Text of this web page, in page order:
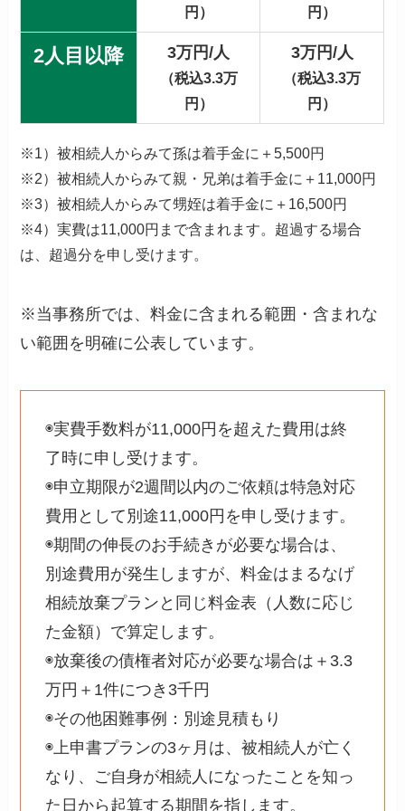
円） 円）
2人目以降 3万円/人
（税込3.3万
円）
3万円/人
（税込3.3万
円）
※1）被相続人からみて孫は着手金に＋5,500円
※2）被相続人からみて親・兄弟は着手金に＋11,000円
※3）被相続人からみて甥姪は着手金に＋16,500円
※4）実費は11,000円まで含まれます。超過する場合
は、超過分を申し受けます。
※当事務所では、料金に含まれる範囲・含まれな
い範囲を明確に公表しています。
◉実費手数料が11,000円を超えた費用は終
了時に申し受けます。
◉申立期限が2週間以内のご依頼は特急対応
費用として別途11,000円を申し受けます。
◉期間の伸長のお手続きが必要な場合は、
別途費用が発生しますが、料金はまるなげ
相続放棄プランと同じ料金表（人数に応じ
た金額）で算定します。
◉放棄後の債権者対応が必要な場合は＋3.3
万円＋1件につき3千円
◉その他困難事例：別途見積もり
◉上申書プランの3ヶ月は、被相続人が亡く
なり、ご自身が相続人になったことを知っ
た日から起算する期間を指します。